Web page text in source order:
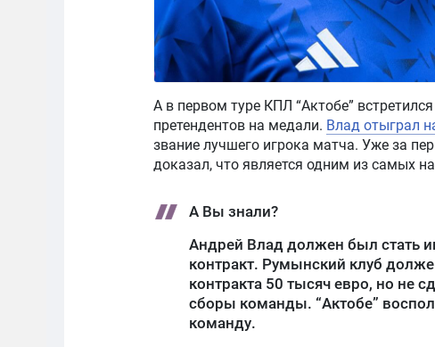
А в первом туре КПЛ “Актобе”
претендентов на медали. Влад отыграл
звание лучшего игрока матча. Уже за
доказал, что является одним из самых
А Вы знали?
Андрей Влад должен был стать
контракт. Румынский клуб
контракта 50 тысяч евро, но не
сборы команды. “Актобе”
команду.